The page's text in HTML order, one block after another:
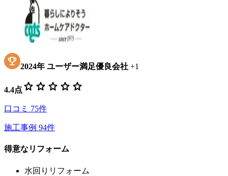
2024年 ユーザー満足優良会社 +1
4.4点 star star star star star
口コミ 75件
施工事例 94件
得意なリフォーム
水回りリフォーム